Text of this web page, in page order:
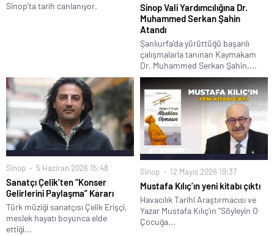
Sinop'ta tarih canlanıyor.
Sinop Vali Yardımcılığına Dr.
Muhammed Serkan Şahin
Atandı
Şanlıurfa'da yürüttüğü başarılı
çalışmalarla tanınan Kaymakam
Dr. Muhammed Serkan Şahin,...
Sinop 5 Haziran 2026 15:48
Sanatçı Çelik’ten “Konser
Gelirlerini Paylaşma” Kararı
Türk müziği sanatçısı Çelik Erişçi,
meslek hayatı boyunca elde
ettiği...
Sinop 12 Mayıs 2026 19:37
Mustafa Kılıç’ın yeni kitabı çıktı
Havacılık Tarihi Araştırmacısı ve
Yazar Mustafa Kılıç'ın "Söyleyin O
Çocuğa...